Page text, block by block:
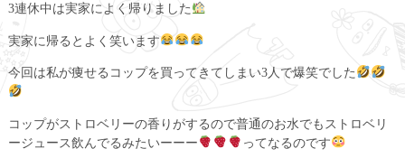
3連休中は実家によく帰りました
実家に帰るとよく笑います
今回は私が痩せるコップを買ってきてしまい3人で爆笑でした
コップがストロベリーの香りがするので普通のお水でもストロベリ
ージュース飲んでるみたいーーー
ってなるのです